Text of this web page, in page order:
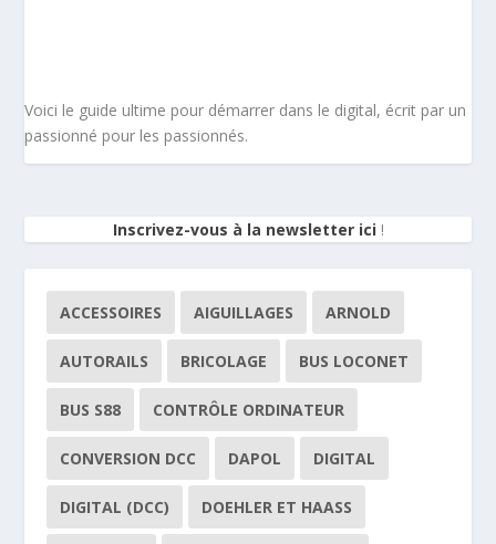
Voici le guide ultime pour démarrer dans le digital, écrit par un
passionné pour les passionnés.
Inscrivez-vous à la newsletter ici!
ACCESSOIRES AIGUILLAGES ARNOLD
AUTORAILS BRICOLAGE BUS LOCONET
BUS S88 CONTRÔLE ORDINATEUR
CONVERSION DCC DAPOL DIGITAL
DIGITAL (DCC) DOEHLER ET HAASS